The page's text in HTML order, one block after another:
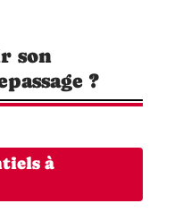
son
?
à